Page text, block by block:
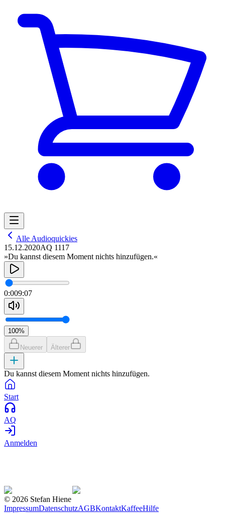
Alle Audioquickies
15.12.2020AQ 1117
»Du kannst diesem Moment nichts hinzufügen.«
0:009:07
100%
Neuerer Älterer
Du kannst diesem Moment nichts hinzufügen.
Start
AQ
Anmelden
© 2026 Stefan Hiene
ImpressumDatenschutzAGBKontaktKaffeeHilfe